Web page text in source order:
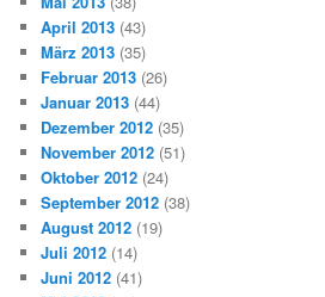
April 2013 (43)
März 2013 (35)
Februar 2013 (26)
Januar 2013 (44)
Dezember 2012 (35)
November 2012 (51)
Oktober 2012 (24)
September 2012 (38)
August 2012 (19)
Juli 2012 (14)
Juni 2012 (41)